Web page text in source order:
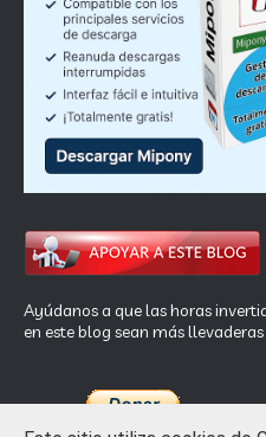
Ayúdanos a que las horas
en este blog sean más llevaderas